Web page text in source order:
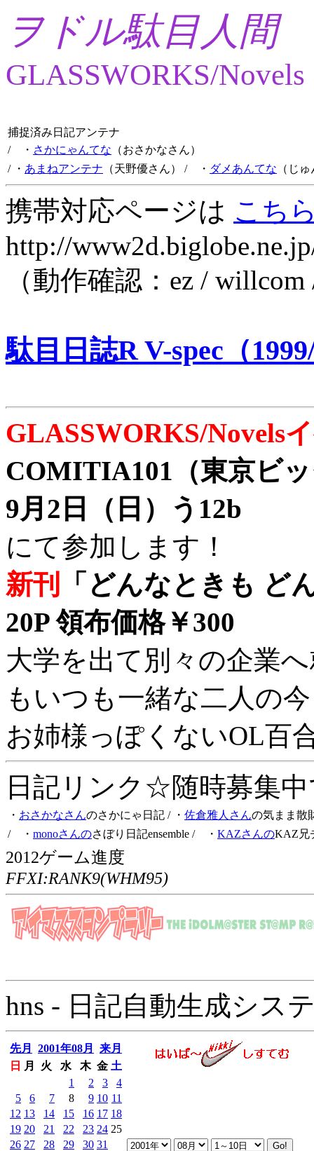
ヲドル駄目人間
GLASSWORKS/Novels
捕捉済み日記アンテナ
/ ・ さかにゃんてな （おさかなさん）
/ ・ あまねアンテナ （天野優さん） / ・ ダメあんてな （じ
携帯対応ページは こち
http://
（動作確認：ez /
駄目日誌R V-spec（
GLASSWORKS/Novels
COMITIA101（東京ビ
9月2日（日）う12b
にて参加します！
新刊
「どんなときも ど
20P 領布価格￥300
大学を出て別々の企業
もいつも一緒な二人の
お姉様っぽくないOL百
日記リンク☆随時募集
・ おさかなさんのさかにゃ日記 / ・ 佐倉雅人さんの気まま散
/ ・ monoさんのさぼり日記ensemble / ・ KAZさんのKAZ兄
2012ゲーム進度
FFXI:RANK9(WHM95)
hns - 日記自動生成シス
先月 2001年08月
来月
日
月 火 水 木 金 土
1
2 3
4
5
6 7 8 9 10 11
12 13 14 15 16 17 18
19 20 21 22 23 24 25
26 27 28 29 30 31